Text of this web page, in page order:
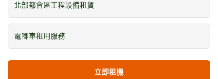
北部都會區工程設備租賃
電唧車租用服務
立即租機